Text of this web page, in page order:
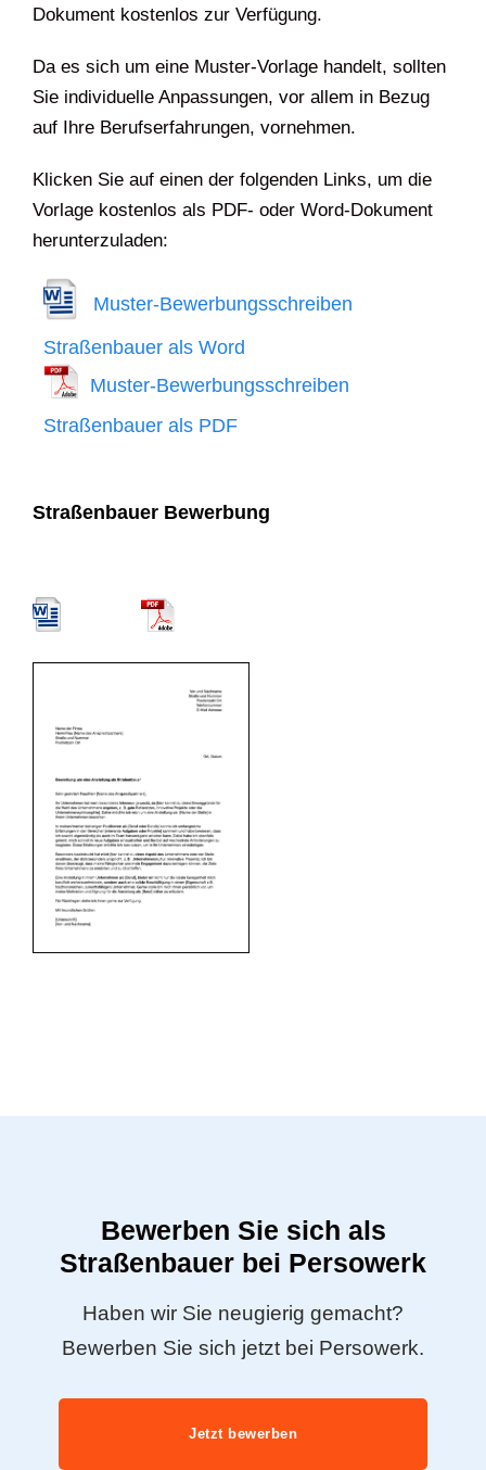
Dokument kostenlos zur Verfügung.
Da es sich um eine Muster-Vorlage handelt, sollten
Sie individuelle Anpassungen, vor allem in Bezug
auf Ihre Berufserfahrungen, vornehmen.
Klicken Sie auf einen der folgenden Links, um die
Vorlage kostenlos als PDF- oder Word-Dokument
herunterzuladen:
Muster-Bewerbungsschreiben
Straßenbauer als Word
Muster-Bewerbungsschreiben
Straßenbauer als PDF
Straßenbauer Bewerbung
Bewerben Sie sich als
Straßenbauer bei Persowerk
Haben wir Sie neugierig gemacht?
Bewerben Sie sich jetzt bei Persowerk.
Jetzt bewerben